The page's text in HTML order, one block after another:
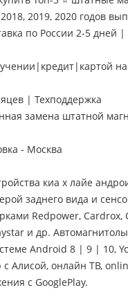
2019, 2020 годов
по России 2-5 дней
| Техподдержка
замена штатной
- Москва
киа х лайе
заднего вида и
Redpower, Cardrox,
и др.
Android 8 | 9 | 10,
с Алисой, онлайн ТВ,
с GooglePlay.